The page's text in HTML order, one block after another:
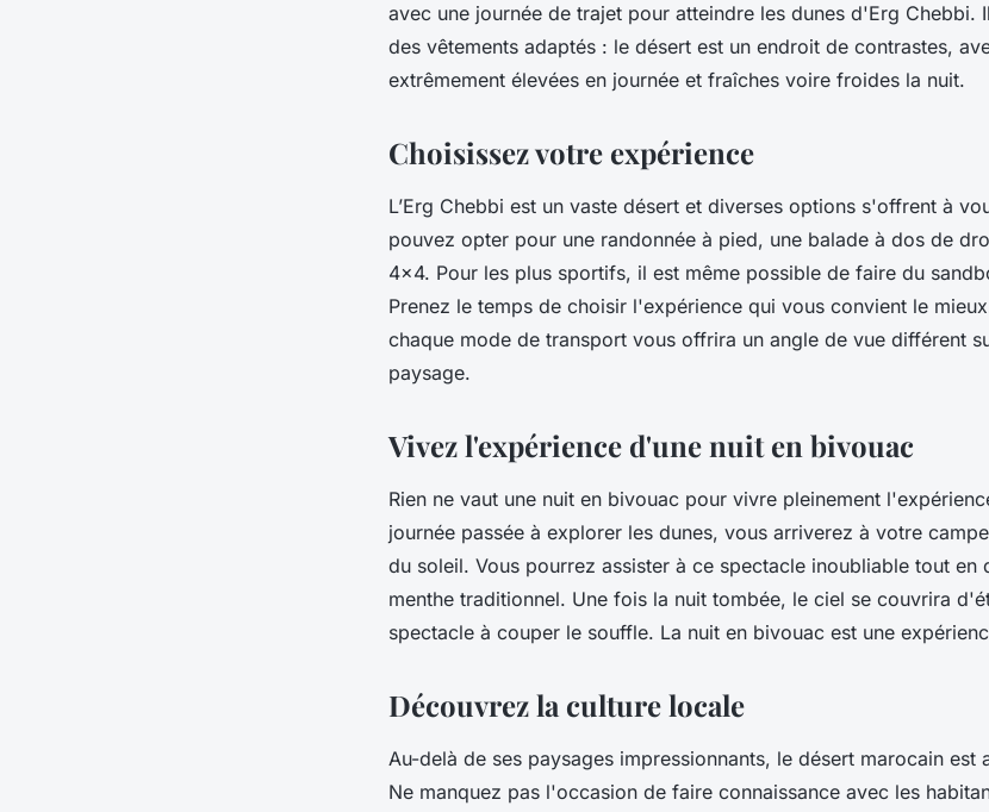
avec une journée de trajet pour atteindre les dunes d'Erg Chebbi.
des vêtements adaptés : le désert est un endroit de contrastes,
extrêmement élevées en journée et fraîches voire froides la nuit.
Choisissez votre expérience
L’Erg Chebbi est un vaste désert et diverses options s'offrent à
pouvez opter pour une randonnée à pied, une balade à dos de
4x4. Pour les plus sportifs, il est même possible de faire du
Prenez le temps de choisir l'expérience qui vous convient le
chaque mode de transport vous offrira un angle de vue différent
paysage.
Vivez l'expérience d'une nuit en bivouac
Rien ne vaut une nuit en bivouac pour vivre pleinement
journée passée à explorer les dunes, vous arriverez à votre
du soleil. Vous pourrez assister à ce spectacle inoubliable tout en
menthe traditionnel. Une fois la nuit tombée, le ciel se couvrira
spectacle à couper le souffle. La nuit en bivouac est une
Découvrez la culture locale
Au-delà de ses paysages impressionnants, le désert marocain est
Ne manquez pas l'occasion de faire connaissance avec les